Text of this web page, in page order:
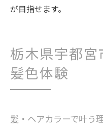
が目指せます。
栃木県宇都宮
髪色体験
髪・ヘアカラーで叶う